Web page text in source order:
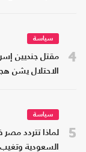
4
سياسة
مقتل جنديين
الاحتلال يشن
5
سياسة
لماذا تتردد
السعودية وتغيب